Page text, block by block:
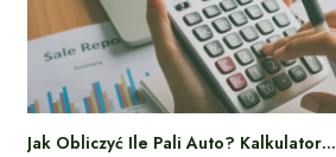
Jak Obliczyć Ile Pali Auto? Kalkulator…